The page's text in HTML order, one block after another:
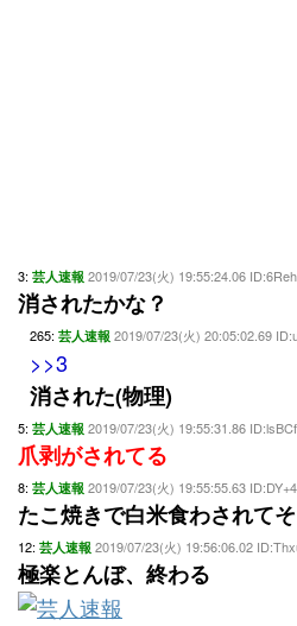
3: 芸人速報 2019/07/23(火) 19:55:24.06
消されたかな？
265: 芸人速報 2019/07/23(火) 20:05:02.69
>>3
消された(物理)
5: 芸人速報 2019/07/23(火) 19:55:31.86
爪剥がされてる
8: 芸人速報 2019/07/23(火) 19:55:55.63
たこ焼きで白米食わされてそ
12: 芸人速報 2019/07/23(火) 19:56:06.02
極楽とんぼ、終わる